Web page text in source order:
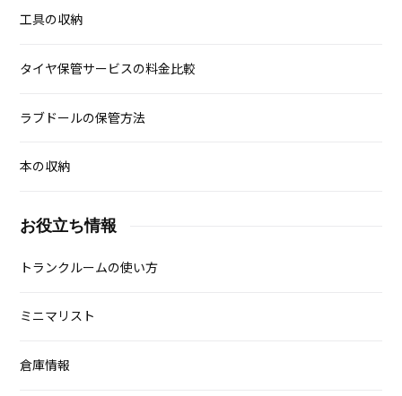
工具の収納
タイヤ保管サービスの料金比較
ラブドールの保管方法
本の収納
お役立ち情報
トランクルームの使い方
ミニマリスト
倉庫情報